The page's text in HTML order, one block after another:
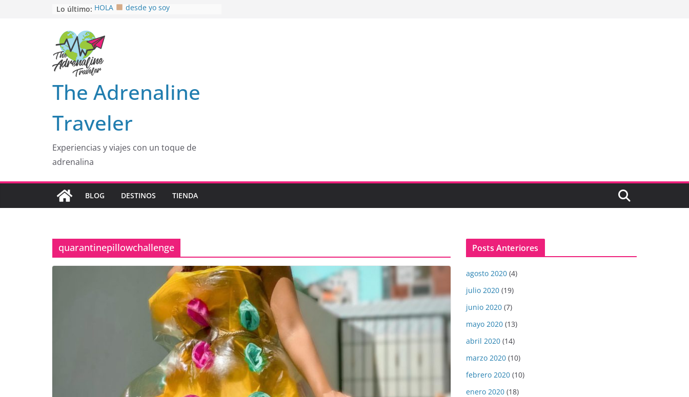
Lo último: HOLA
desde yo soy
EL SENDERO DEL CACAO: Excelente
opción
HOSPEDAJE AL NATURALSHH !!
En
MULITO!
The Adrenaline
Traveler
Experiencias y viajes con un toque de
adrenalina
BLOG DESTINOS TIENDA
quarantinepillowchallenge Posts Anteriores
agosto 2020 (4)
julio 2020 (19)
junio 2020 (7)
mayo 2020 (13)
abril 2020 (14)
marzo 2020 (10)
febrero 2020 (10)
enero 2020 (18)